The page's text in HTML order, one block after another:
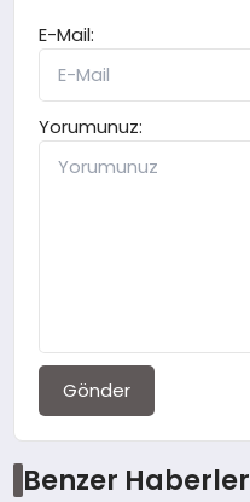
E-Mail:
Yorumunuz:
Gönder
Benzer Haberler